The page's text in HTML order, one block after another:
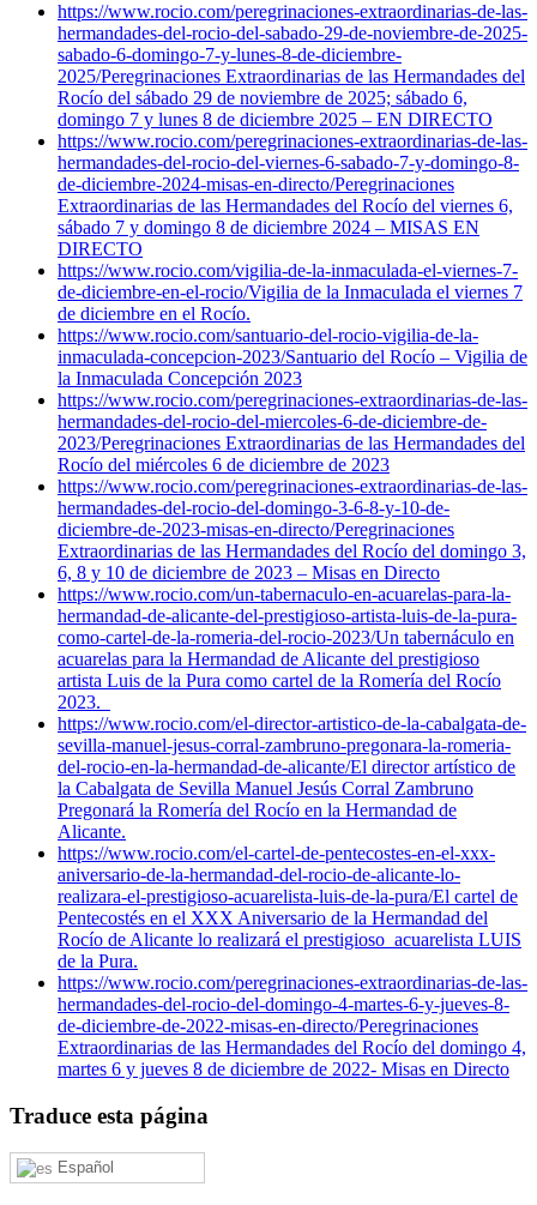
https://www.rocio.com/peregrinaciones-extraordinarias-de-las-
hermandades-del-rocio-del-sabado-29-de-noviembre-de-2025-
sabado-6-domingo-7-y-lunes-8-de-diciembre-
2025/Peregrinaciones Extraordinarias de las Hermandades del
Rocío del sábado 29 de noviembre de 2025; sábado 6,
domingo 7 y lunes 8 de diciembre 2025 – EN DIRECTO
https://www.rocio.com/peregrinaciones-extraordinarias-de-las-
hermandades-del-rocio-del-viernes-6-sabado-7-y-domingo-8-
de-diciembre-2024-misas-en-directo/Peregrinaciones
Extraordinarias de las Hermandades del Rocío del viernes 6,
sábado 7 y domingo 8 de diciembre 2024 – MISAS EN
DIRECTO
https://www.rocio.com/vigilia-de-la-inmaculada-el-viernes-7-
de-diciembre-en-el-rocio/Vigilia de la Inmaculada el viernes 7
de diciembre en el Rocío.
https://www.rocio.com/santuario-del-rocio-vigilia-de-la-
inmaculada-concepcion-2023/Santuario del Rocío – Vigilia de
la Inmaculada Concepción 2023
https://www.rocio.com/peregrinaciones-extraordinarias-de-las-
hermandades-del-rocio-del-miercoles-6-de-diciembre-de-
2023/Peregrinaciones Extraordinarias de las Hermandades del
Rocío del miércoles 6 de diciembre de 2023
https://www.rocio.com/peregrinaciones-extraordinarias-de-las-
hermandades-del-rocio-del-domingo-3-6-8-y-10-de-
diciembre-de-2023-misas-en-directo/Peregrinaciones
Extraordinarias de las Hermandades del Rocío del domingo 3,
6, 8 y 10 de diciembre de 2023 – Misas en Directo
https://www.rocio.com/un-tabernaculo-en-acuarelas-para-la-
hermandad-de-alicante-del-prestigioso-artista-luis-de-la-pura-
como-cartel-de-la-romeria-del-rocio-2023/Un tabernáculo en
acuarelas para la Hermandad de Alicante del prestigioso
artista Luis de la Pura como cartel de la Romería del Rocío
2023.
https://www.rocio.com/el-director-artistico-de-la-cabalgata-de-
sevilla-manuel-jesus-corral-zambruno-pregonara-la-romeria-
del-rocio-en-la-hermandad-de-alicante/El director artístico de
la Cabalgata de Sevilla Manuel Jesús Corral Zambruno
Pregonará la Romería del Rocío en la Hermandad de
Alicante.
https://www.rocio.com/el-cartel-de-pentecostes-en-el-xxx-
aniversario-de-la-hermandad-del-rocio-de-alicante-lo-
realizara-el-prestigioso-acuarelista-luis-de-la-pura/El cartel de
Pentecostés en el XXX Aniversario de la Hermandad del
Rocío de Alicante lo realizará el prestigioso acuarelista LUIS
de la Pura.
https://www.rocio.com/peregrinaciones-extraordinarias-de-las-
hermandades-del-rocio-del-domingo-4-martes-6-y-jueves-8-
de-diciembre-de-2022-misas-en-directo/Peregrinaciones
Extraordinarias de las Hermandades del Rocío del domingo 4,
martes 6 y jueves 8 de diciembre de 2022- Misas en Directo
Traduce esta página
Español